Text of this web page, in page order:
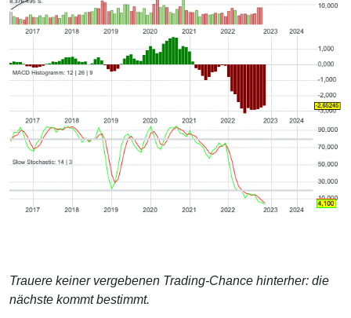
Trauere keiner vergebenen Trading-Chance hinterher: die
nächste kommt bestimmt.